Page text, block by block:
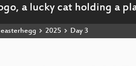
easterhegg 2025 Day 3